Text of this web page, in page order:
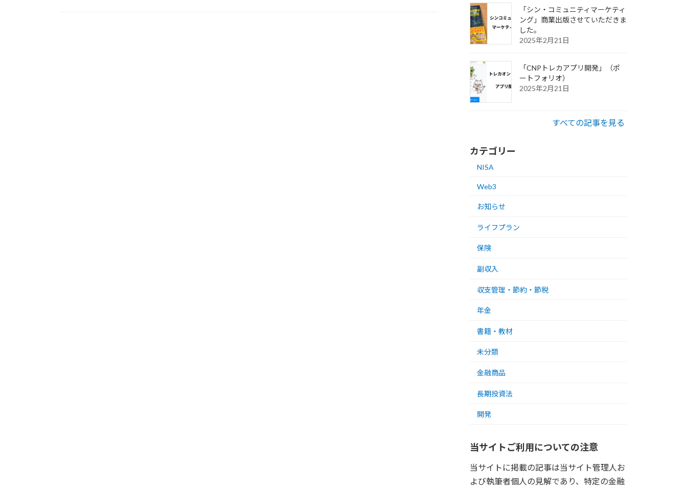
「シン・コミュニティマーケティ
ング」商業出版させていただきま
した。
2025年2月21日
「CNPトレカアプリ開発」（ポ
ートフォリオ）
2025年2月21日
すべての記事を見る
カテゴリー
NISA
Web3
お知らせ
ライフプラン
保険
副収入
収支管理・節約・節税
年金
書籍・教材
未分類
金融商品
長期投資法
開発
当サイトご利用についての注意
当サイトに掲載の記事は当サイト管理人お
よび執筆者個人の見解であり、特定の金融